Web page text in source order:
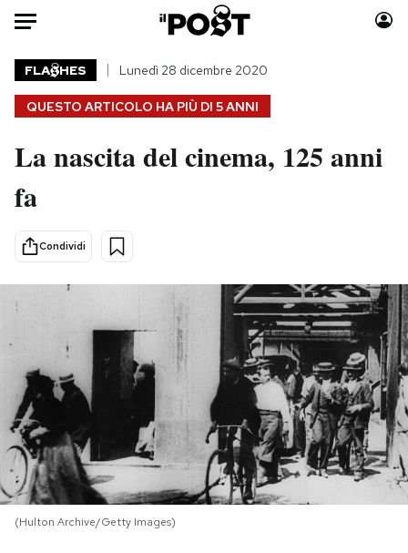
Auto
HOME
Italia
Tecnologia
Internet
Scienza
Sport
Moda
Media
Europa
Altrecose
Mondiali calcio 2026
PODCAST
NEWSLETTER
QUESTO ARTICOLO HA PIÙ DI 5 ANNI
FLA HES Lunedì 28 dicembre 2020
La nascita del cinema, 125 anni
fa
Condividi
(Hulton Archive/Getty Images)